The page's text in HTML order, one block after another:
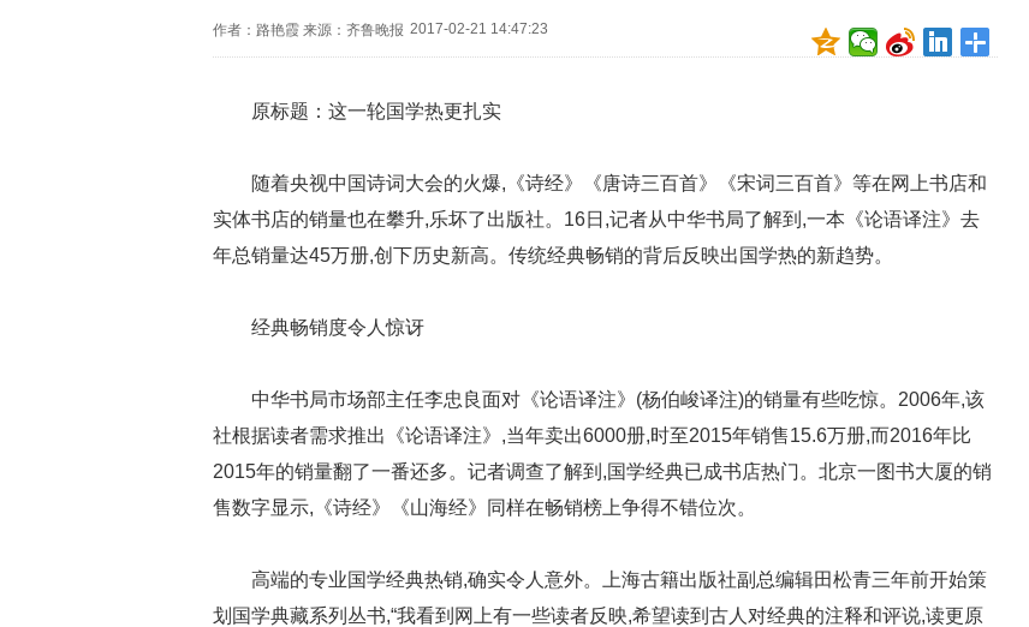
作者：路艳霞 来源：齐鲁晚报 2017-02-21 14:47:23
原标题：这一轮国学热更扎实
随着央视中国诗词大会的火爆,《诗经》《唐诗三百首》《宋词三百首》等在网上书店和
实体书店的销量也在攀升,乐坏了出版社。16日,记者从中华书局了解到,一本《论语译注》去
年总销量达45万册,创下历史新高。传统经典畅销的背后反映出国学热的新趋势。
经典畅销度令人惊讶
中华书局市场部主任李忠良面对《论语译注》(杨伯峻译注)的销量有些吃惊。2006年,该
社根据读者需求推出《论语译注》,当年卖出6000册,时至2015年销售15.6万册,而2016年比
2015年的销量翻了一番还多。记者调查了解到,国学经典已成书店热门。北京一图书大厦的销
售数字显示,《诗经》《山海经》同样在畅销榜上争得不错位次。
高端的专业国学经典热销,确实令人意外。上海古籍出版社副总编辑田松青三年前开始策
划国学典藏系列丛书,“我看到网上有一些读者反映,希望读到古人对经典的注释和评说,读更原